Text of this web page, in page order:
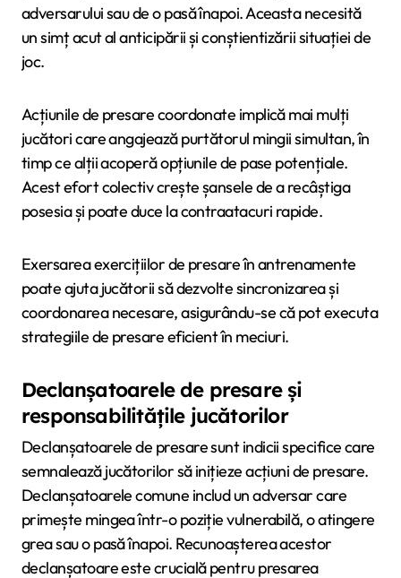
adversarului sau de o pasă înapoi. Aceasta necesită
un simț acut al anticipării și conștientizării situației de
joc.
Acțiunile de presare coordonate implică mai mulți
jucători care angajează purtătorul mingii simultan, în
timp ce alții acoperă opțiunile de pase potențiale.
Acest efort colectiv crește șansele de a recâștiga
posesia și poate duce la contraatacuri rapide.
Exersarea exercițiilor de presare în antrenamente
poate ajuta jucătorii să dezvolte sincronizarea și
coordonarea necesare, asigurându-se că pot executa
strategiile de presare eficient în meciuri.
Declanșatoarele de presare și
responsabilitățile jucătorilor
Declanșatoarele de presare sunt indicii specifice care
semnalează jucătorilor să inițieze acțiuni de presare.
Declanșatoarele comune includ un adversar care
primește mingea într-o poziție vulnerabilă, o atingere
grea sau o pasă înapoi. Recunoașterea acestor
declanșatoare este crucială pentru presarea